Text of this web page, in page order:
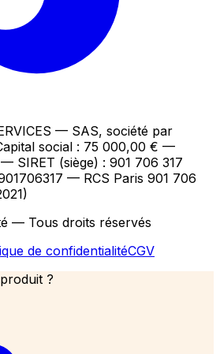
— SAS, société par
social : 75 000,00 € —
SIRET (siège) : 901 706 317
— RCS Paris 901 706
— Tous droits réservés
de confidentialitéCGV
?